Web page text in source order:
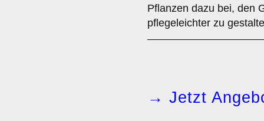
Pflanzen dazu bei, den
pflegeleichter zu
→ Jetzt